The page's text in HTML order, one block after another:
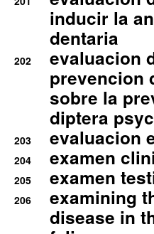
inducir la
dentaria
202
evaluacion
prevencion
sobre la
diptera
203 evaluacion
204 examen
205 examen
206
examining
disease in